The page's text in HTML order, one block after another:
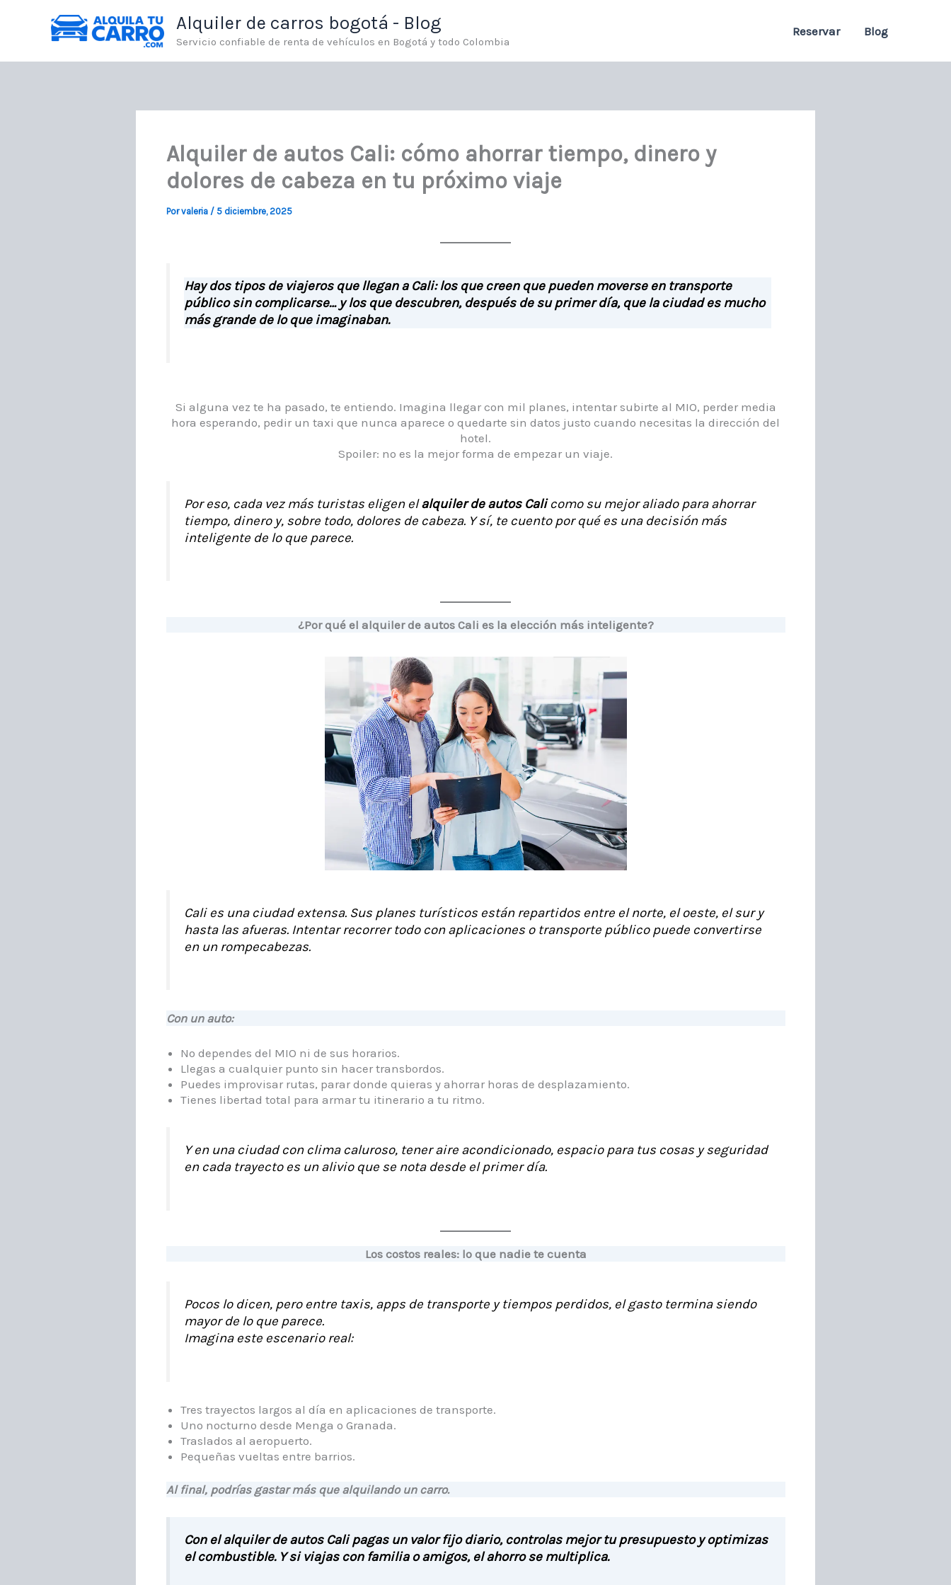
contenido
Alquiler de carros bogotá - Blog
Servicio confiable de renta de vehículos en Bogotá y todo Colombia
Reservar Blog
Alquiler de autos Cali: cómo ahorrar tiempo, dinero y
dolores de cabeza en tu próximo viaje
Porvaleria / 5 diciembre, 2025
Hay dos tipos de viajeros que llegan a Cali: los que creen que pueden moverse en transporte
público sin complicarse… y los que descubren, después de su primer día, que la ciudad es mucho
más grande de lo que imaginaban.
Si alguna vez te ha pasado, te entiendo. Imagina llegar con mil planes, intentar subirte al MIO, perder media
hora esperando, pedir un taxi que nunca aparece o quedarte sin datos justo cuando necesitas la dirección del
hotel.
Spoiler: no es la mejor forma de empezar un viaje.
Por eso, cada vez más turistas eligen elalquiler de autos Calicomo su mejor aliado para ahorrar
tiempo, dinero y, sobre todo, dolores de cabeza. Y sí, te cuento por qué es una decisión más
inteligente de lo que parece.
¿Por qué el alquiler de autos Cali es la elección más inteligente?
Cali es una ciudad extensa. Sus planes turísticos están repartidos entre el norte, el oeste, el sur y
hasta las afueras. Intentar recorrer todo con aplicaciones o transporte público puede convertirse
en un rompecabezas.
Con un auto:
No dependes del MIO ni de sus horarios.
Llegas a cualquier punto sin hacer transbordos.
Puedes improvisar rutas, parar donde quieras y ahorrar horas de desplazamiento.
Tienes libertad total para armar tu itinerario a tu ritmo.
Y en una ciudad con clima caluroso, tener aire acondicionado, espacio para tus cosas y seguridad
en cada trayecto es un alivio que se nota desde el primer día.
Los costos reales: lo que nadie te cuenta
Pocos lo dicen, pero entre taxis, apps de transporte y tiempos perdidos, el gasto termina siendo
mayor de lo que parece.
Imagina este escenario real:
Tres trayectos largos al día en aplicaciones de transporte.
Uno nocturno desde Menga o Granada.
Traslados al aeropuerto.
Pequeñas vueltas entre barrios.
Al final, podrías gastar más que alquilando un carro.
Con el alquiler de autos Cali pagas un valor fijo diario, controlas mejor tu presupuesto y optimizas
el combustible. Y si viajas con familia o amigos, el ahorro se multiplica.